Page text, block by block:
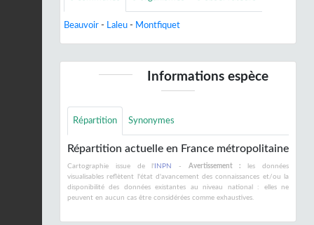
Beauvoir - Laleu - Montfiquet
Informations espèce
Répartition Synonymes
Répartition actuelle en France métropolitaine
Cartographie issue de l' INPN - Avertissement : les données
visualisables reflètent l'état d'avancement des connaissances et/ou la
disponibilité des données existantes au niveau national : elles ne
peuvent en aucun cas être considérées comme exhaustives.